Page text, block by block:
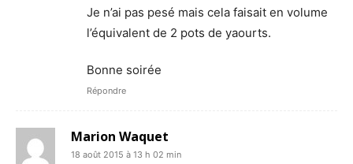
Je n’ai pas pesé mais cela faisait en volume
l’équivalent de 2 pots de yaourts.
Bonne soirée
Répondre
Marion Waquet
18 août 2015 à 13 h 02 min